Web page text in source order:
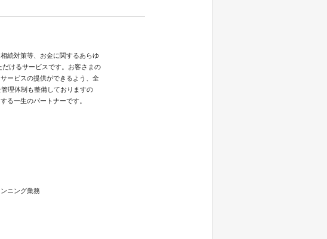
続対策等、お金に関するあらゆ
けるサービスです。お客さまの
ービスの提供ができるよう、全
理体制も整備しておりますの
る一生のパートナーです。
ニング業務